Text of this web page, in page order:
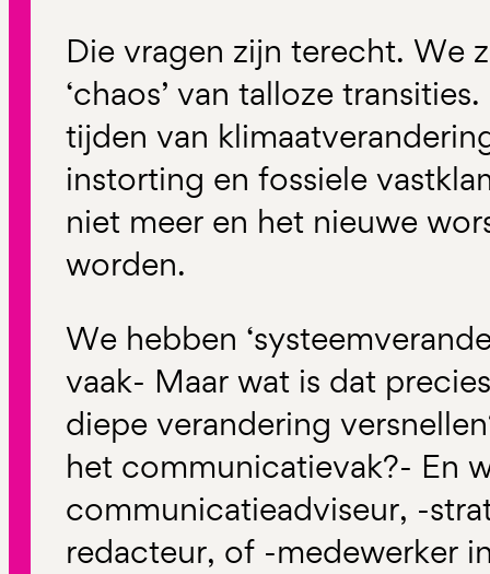
Die vragen zijn terecht. We
‘chaos’ van talloze
tijden van
instorting en fossiele
niet meer en het nieuwe
worden.
We hebben
vaak- Maar wat is dat
diepe verandering
het communicatievak?- En
communicatieadviseur, -
redacteur, of -medewerker